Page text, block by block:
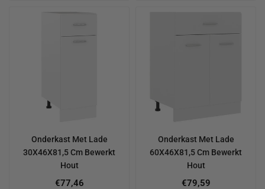
Onderkast Met Lade
30X46X81,5 Cm Bewerkt
Hout
€77,46
Onderkast Met Lade
60X46X81,5 Cm Bewerkt
Hout
€79,59